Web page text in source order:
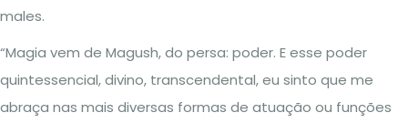
males.
“Magia vem de Magush, do persa: poder. E esse poder
quintessencial, divino, transcendental, eu sinto que me
abraça nas mais diversas formas de atuação ou funções